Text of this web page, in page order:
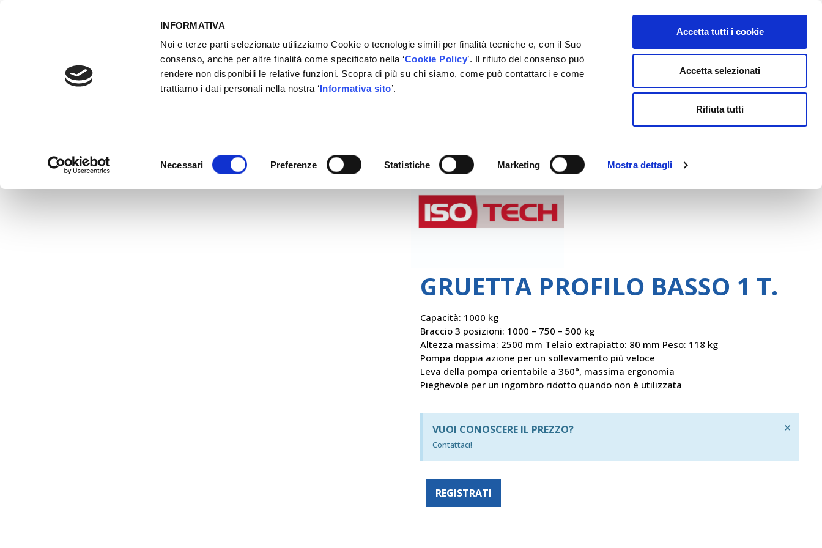
INFORMATIVA
Noi e terze parti selezionate utilizziamo Cookie o tecnologie simili per finalità tecniche e, con il Suo
consenso, anche per altre finalità come specificato nella ‘Cookie Policy’. Il rifiuto del consenso può
rendere non disponibili le relative funzioni. Scopra di più su chi siamo, come può contattarci e come
trattiamo i dati personali nella nostra ‘Informativa sito’.
del
Necessari Preferenze Statistiche Marketing Mostra dettagli
Accetta tutti i cookie
Accetta selezionati
Rifiuta tutti
ACCESSO GESTIONALE
ACCEDI E CONTATTACI
GRUETTA PROFILO BASSO 1 T.
Capacità: 1000 kg
Braccio 3 posizioni: 1000 – 750 – 500 kg
Altezza massima: 2500 mm Telaio extrapiatto: 80 mm Peso: 118 kg
Pompa doppia azione per un sollevamento più veloce
Leva della pompa orientabile a 360°, massima ergonomia
Pieghevole per un ingombro ridotto quando non è utilizzata
VUOI CONOSCERE IL PREZZO?
Contattaci!
×
REGISTRATI